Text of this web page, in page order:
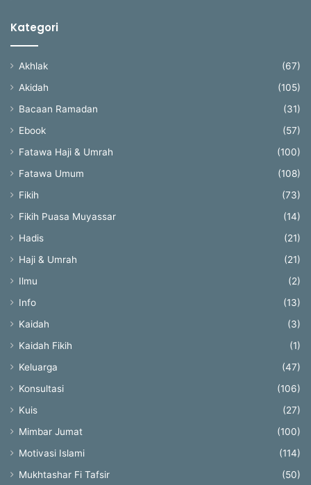
Kategori
Akhlak
(67)
Akidah
(105)
Bacaan Ramadan
(31)
Ebook
(57)
Fatawa Haji & Umrah
(100)
Fatawa Umum
(108)
Fikih
(73)
Fikih Puasa Muyassar
(14)
Hadis
(21)
Haji & Umrah
(21)
Ilmu
(2)
Info
(13)
Kaidah
(3)
Kaidah Fikih
(1)
Keluarga
(47)
Konsultasi
(106)
Kuis
(27)
Mimbar Jumat
(100)
Motivasi Islami
(114)
Mukhtashar Fi Tafsir
(50)